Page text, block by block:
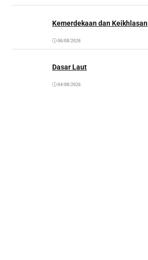
Kemerdekaan dan Keikhlasan
06/08/2026
Dasar Laut
04/08/2026